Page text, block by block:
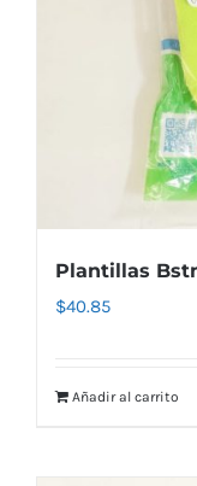
Plantillas
$40.85
Añadir al carrito